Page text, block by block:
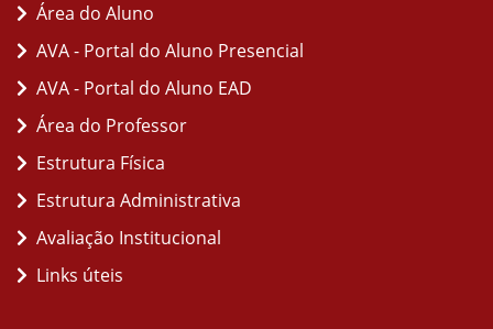
Área do Aluno
AVA - Portal do Aluno Presencial
AVA - Portal do Aluno EAD
Área do Professor
Estrutura Física
Estrutura Administrativa
Avaliação Institucional
Links úteis